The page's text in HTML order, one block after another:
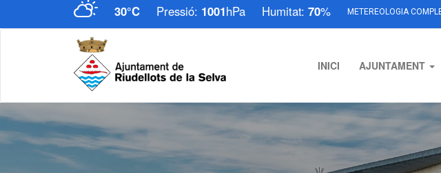
30°C Pressió: 1001hPa Humitat: 70% METEREOLOGIA
INICI AJUNTAMENT